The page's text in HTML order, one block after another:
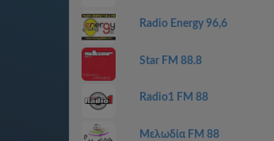
Radio Energy 96,6
Star FM 88.8
Radio1 FM 88
Μελωδία FM 88